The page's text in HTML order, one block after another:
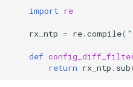
import re
rx_ntp = re.compile(
def
return rx_ntp . sub